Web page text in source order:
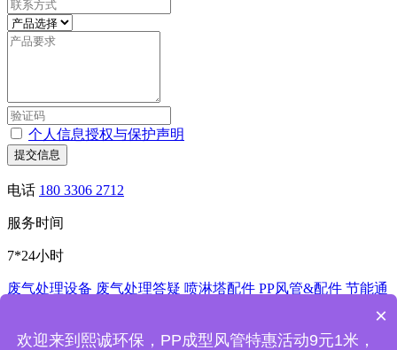
个人信息授权与保护声明
提交信息
电话 180 3306 2712
服务时间
7*24小时
废气处理设备 废气处理答疑 喷淋塔配件 PP风管&配件 节能通
×
欢迎来到熙诚环保，PP成型风管特惠活动9元1米，